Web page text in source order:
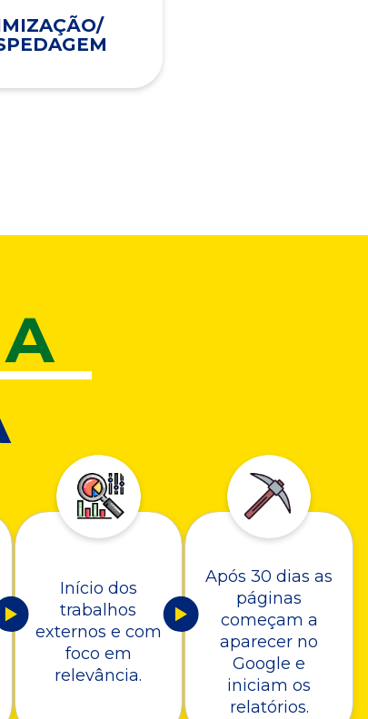
Início dos
trabalhos
externos e com
foco em
relevância.
Após 30 dias as
páginas
começam a
aparecer no
Google e
iniciam os
relatórios.